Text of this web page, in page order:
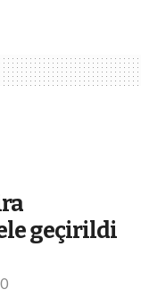
geçirildi
0